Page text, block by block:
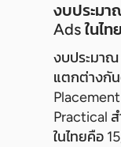
งบประมา
Ads ในไท
งบประมาณ
แตกต่างกั
Practical
ในไทยคือ